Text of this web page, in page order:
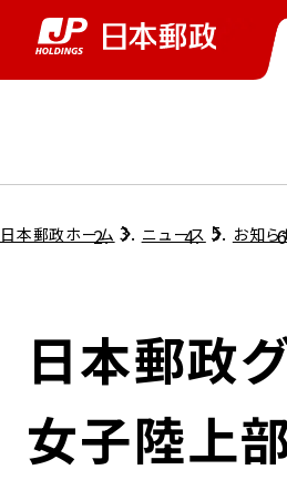
グループ情報ト
コンプライアンス
ガバナンス
株主・投資家情報
個人投資家のみなさまへ
株式情報
ニューストップ
サステナビリティ
担当役員メッセージ
サステナビリティマネジメント
採用情報トップ
日本郵政ホーム ニュース お知ら
日本郵政
女子陸上